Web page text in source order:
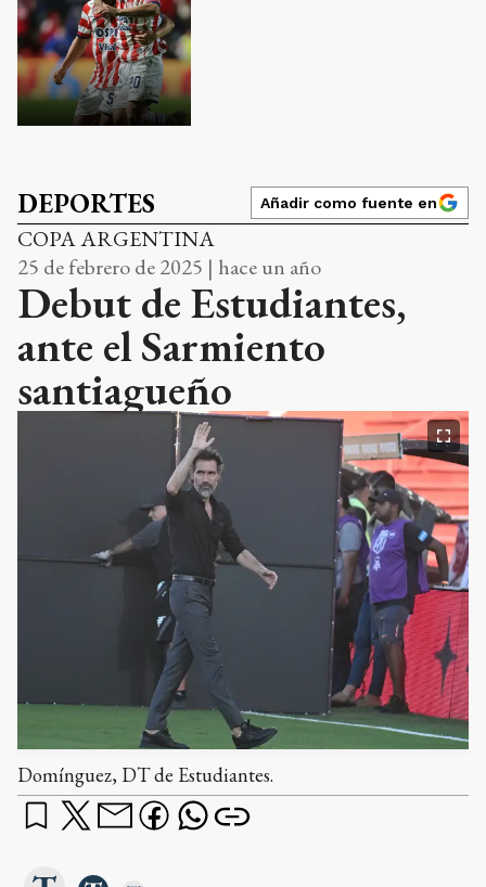
DEPORTES Añadir como fuente en
COPA ARGENTINA
25 de febrero de 2025 | hace un año
Debut de Estudiantes,
ante el Sarmiento
santiagueño
Domínguez, DT de Estudiantes.